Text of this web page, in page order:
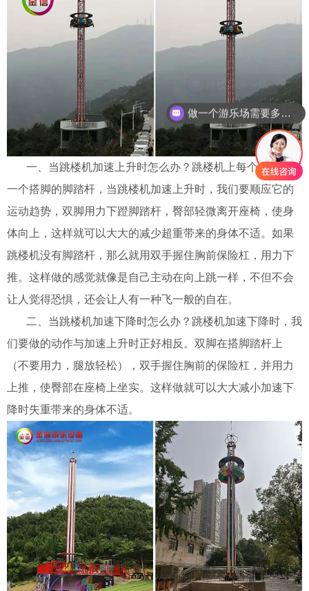
一、当跳楼机加速上升时怎么办？跳楼机上每个座位都有
一个搭脚的脚踏杆，当跳楼机加速上升时，我们要顺应它的
运动趋势，双脚用力下蹬脚踏杆，臀部轻微离开座椅，使身
体向上，这样就可以大大的减少超重带来的身体不适。如果
跳楼机没有脚踏杆，那么就用双手握住胸前保险杠，用力下
推。这样做的感觉就像是自己主动在向上跳一样，不但不会
让人觉得恐惧，还会让人有一种飞一般的自在。
二、当跳楼机加速下降时怎么办？跳楼机加速下降时，我
们要做的动作与加速上升时正好相反。双脚在搭脚踏杆上
（不要用力，腿放轻松），双手握住胸前的保险杠，并用力
上推，使臀部在座椅上坐实。这样做就可以大大减小加速下
降时失重带来的身体不适。
做一个游乐场需要多少钱？